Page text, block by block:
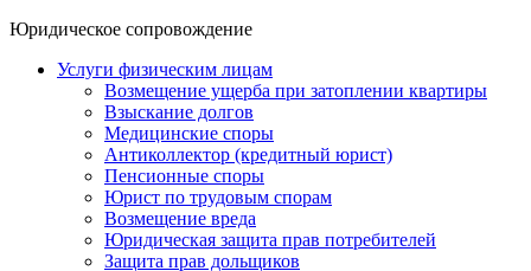
Юридическое сопровождение
Услуги физическим лицам
Возмещение ущерба при затоплении квартиры
Взыскание долгов
Медицинские споры
Антиколлектор (кредитный юрист)
Пенсионные споры
Юрист по трудовым спорам
Возмещение вреда
Юридическая защита прав потребителей
Защита прав дольщиков